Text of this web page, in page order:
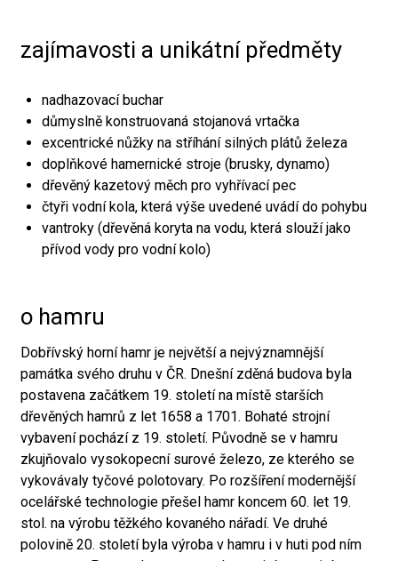
zajímavosti a unikátní předměty
nadhazovací buchar
důmyslně konstruovaná stojanová vrtačka
excentrické nůžky na stříhání silných plátů železa
doplňkové hamernické stroje (brusky, dynamo)
dřevěný kazetový měch pro vyhřívací pec
čtyři vodní kola, která výše uvedené uvádí do pohybu
vantroky (dřevěná koryta na vodu, která slouží jako
přívod vody pro vodní kolo)
o hamru
Dobřívský horní hamr je největší a nejvýznamnější
památka svého druhu v ČR. Dnešní zděná budova byla
postavena začátkem 19. století na místě starších
dřevěných hamrů z let 1658 a 1701. Bohaté strojní
vybavení pochází z 19. století. Původně se v hamru
zkujňovalo vysokopecní surové železo, ze kterého se
vykovávaly tyčové polotovary. Po rozšíření modernější
ocelářské technologie přešel hamr koncem 60. let 19.
stol. na výrobu těžkého kovaného nářadí. Ve druhé
polovině 20. století byla výroba v hamru i v huti pod ním